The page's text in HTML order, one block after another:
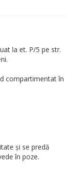
la et. P/5 pe str.
compartimentat în
și se predă
în poze.